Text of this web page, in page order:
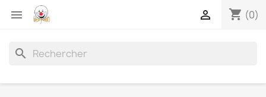
 shopping_cart (0)

search